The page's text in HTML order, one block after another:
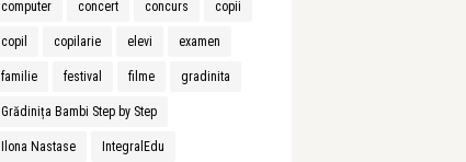
computer concert concurs copii
copil copilarie elevi examen
familie festival filme gradinita
Grădinița Bambi Step by Step
Ilona Nastase IntegralEdu